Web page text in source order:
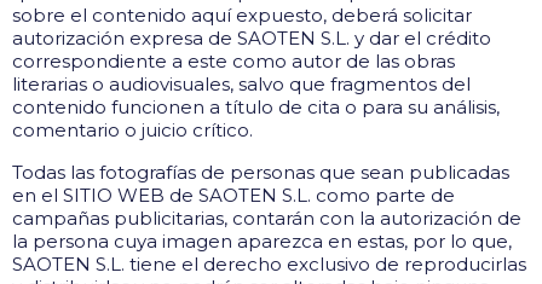
sobre el contenido aquí expuesto, deberá solicitar
autorización expresa de SAOTEN S.L. y dar el crédito
correspondiente a este como autor de las obras
literarias o audiovisuales, salvo que fragmentos del
contenido funcionen a título de cita o para su análisis,
comentario o juicio crítico.
Todas las fotografías de personas que sean publicadas
en el SITIO WEB de SAOTEN S.L. como parte de
campañas publicitarias, contarán con la autorización de
la persona cuya imagen aparezca en estas, por lo que,
SAOTEN S.L. tiene el derecho exclusivo de reproducirlas